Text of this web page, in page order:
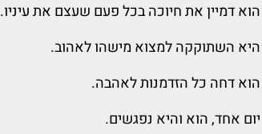
הוא דמיין את חיוכה בכל פעם שעצם את עיניו.
היא השתוקקה למצוא מישהו לאהוב.
הוא דחה כל הזדמנות לאהבה.
יום אחד, הוא והיא נפגשים.